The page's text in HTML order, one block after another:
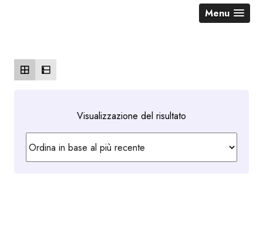
Menu
Visualizzazione del risultato